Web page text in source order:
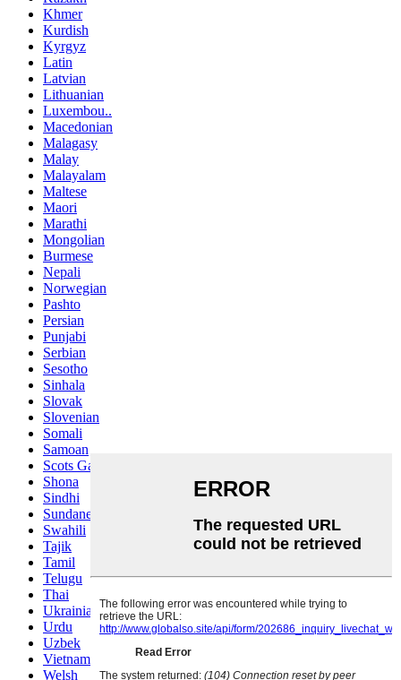
Khmer
Kurdish
Kyrgyz
Latin
Latvian
Lithuanian
Luxembou..
Macedonian
Malagasy
Malay
Malayalam
Maltese
Maori
Marathi
Mongolian
Burmese
Nepali
Norwegian
Pashto
Persian
Punjabi
Serbian
Sesotho
Sinhala
Slovak
Slovenian
Somali
Samoan
Scots Gaelic
Shona
Sindhi
Sundanese
Swahili
Tajik
Tamil
Telugu
Thai
Ukrainian
Urdu
Uzbek
Vietnamese
Welsh